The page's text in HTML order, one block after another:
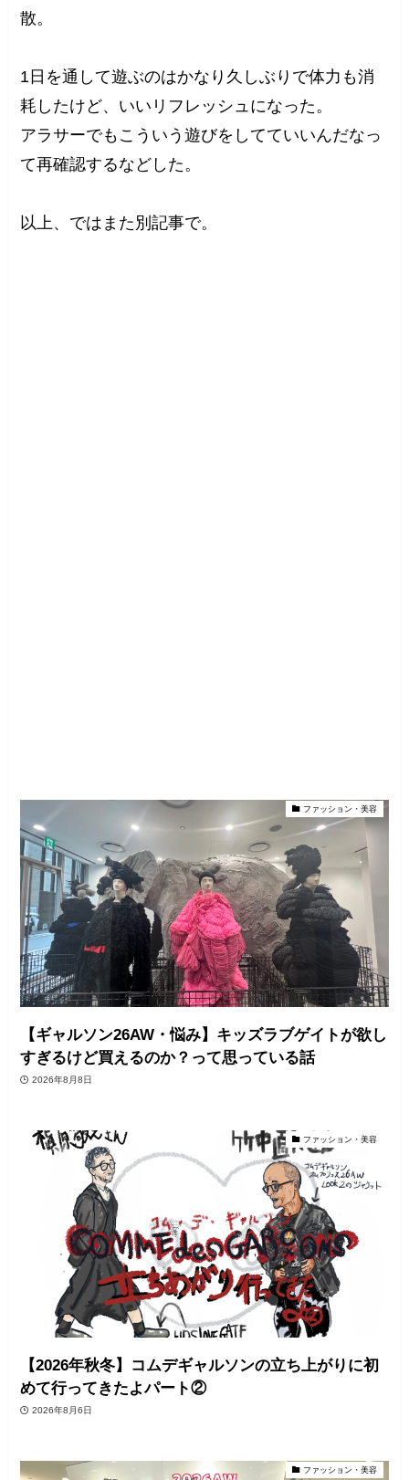
散。
1日を通して遊ぶのはかなり久しぶりで体力も消
耗したけど、いいリフレッシュになった。
アラサーでもこういう遊びをしてていいんだなっ
て再確認するなどした。
以上、ではまた別記事で。
ファッション・美容
【ギャルソン26AW・悩み】キッズラブゲイトが欲し
すぎるけど買えるのか？って思っている話
2026年8月8日
ファッション・美容
【2026年秋冬】コムデギャルソンの立ち上がりに初
めて行ってきたよパート②
2026年8月6日
ファッション・美容